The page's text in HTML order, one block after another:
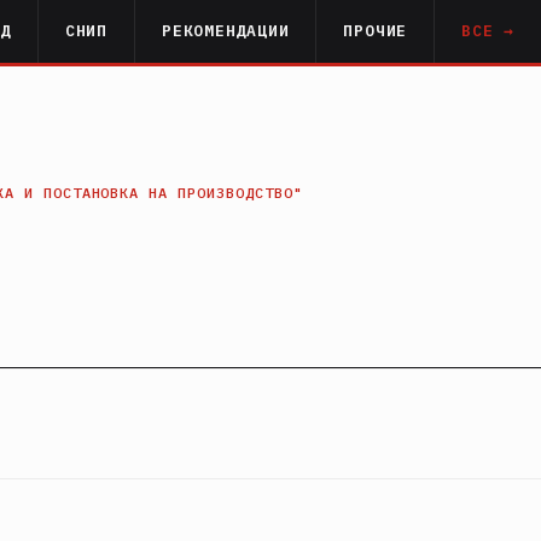
СНИП РЕКОМЕНДАЦИИ ПРОЧИЕ ВСЕ →
И ПОСТАНОВКА НА ПРОИЗВОДСТВО"